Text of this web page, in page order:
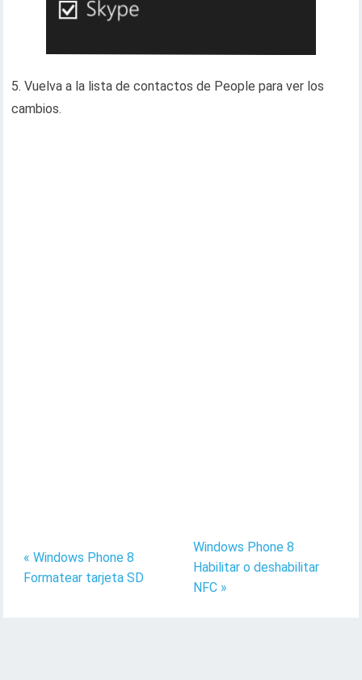
5. Vuelva a la lista de contactos de People para ver los
cambios.
« Windows Phone 8
Formatear tarjeta SD
Windows Phone 8
Habilitar o deshabilitar
NFC »